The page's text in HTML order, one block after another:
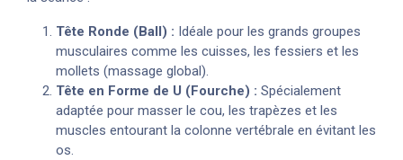
Tête Ronde (Ball) : Idéale pour les grands groupes
musculaires comme les cuisses, les fessiers et les
mollets (massage global).
Tête en Forme de U (Fourche) : Spécialement
adaptée pour masser le cou, les trapèzes et les
muscles entourant la colonne vertébrale en évitant les
os.